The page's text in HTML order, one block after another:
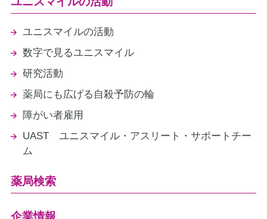
ユニスマイルの活動
数字で見るユニスマイル
研究活動
薬局にも広げる自殺予防の輪
障がい者雇用
UAST ユニスマイル・アスリート・サポートチー
ム
薬局検索
企業情報